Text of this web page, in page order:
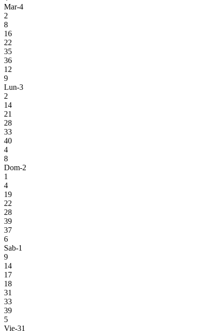
Mar-4
2
8
16
22
35
36
12
9
Lun-3
2
14
21
28
33
40
4
8
Dom-2
1
4
19
22
28
39
37
6
Sab-1
9
14
17
18
31
33
39
5
Vie-31